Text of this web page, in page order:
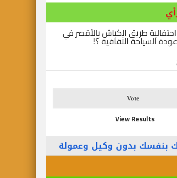
طريق الكباش بالأقصر في
عودة السياحة الثقافية ؟!
View Results
بنفسك بدون وكيل وعمولة